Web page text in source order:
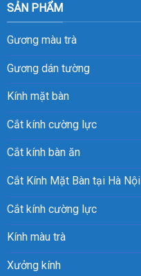
SẢN PHẨM
Gương màu trà
Gương dán tường
Kính mặt bàn
Cắt kính cường lực
Cắt kính bàn ăn
Cắt Kính Mặt Bàn tại Hà Nội
Cắt kính cường lực
Kính màu trà
Xưởng kính